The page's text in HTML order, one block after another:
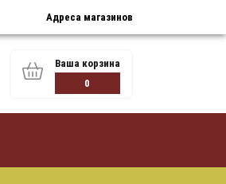
Адреса магазинов
Ваша корзина
0